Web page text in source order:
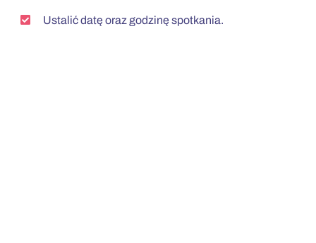
Ustalić datę oraz godzinę spotkania.